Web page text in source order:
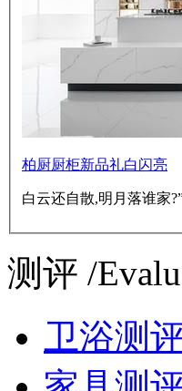
柏厨厨柜新品礼白闪亮
白云还自散,明月落谁家
测评 /
卫浴测